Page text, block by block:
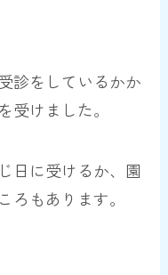
診をしているかか
受けました。
日に受けるか、園
ろもあります。